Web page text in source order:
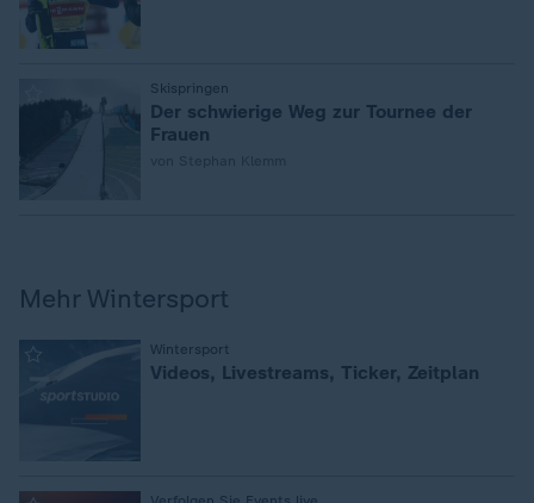
Skispringen
Der schwierige Weg zur Tournee der
Frauen
Mehr Wintersport
Wintersport
Videos, Livestreams, Ticker, Zeitplan